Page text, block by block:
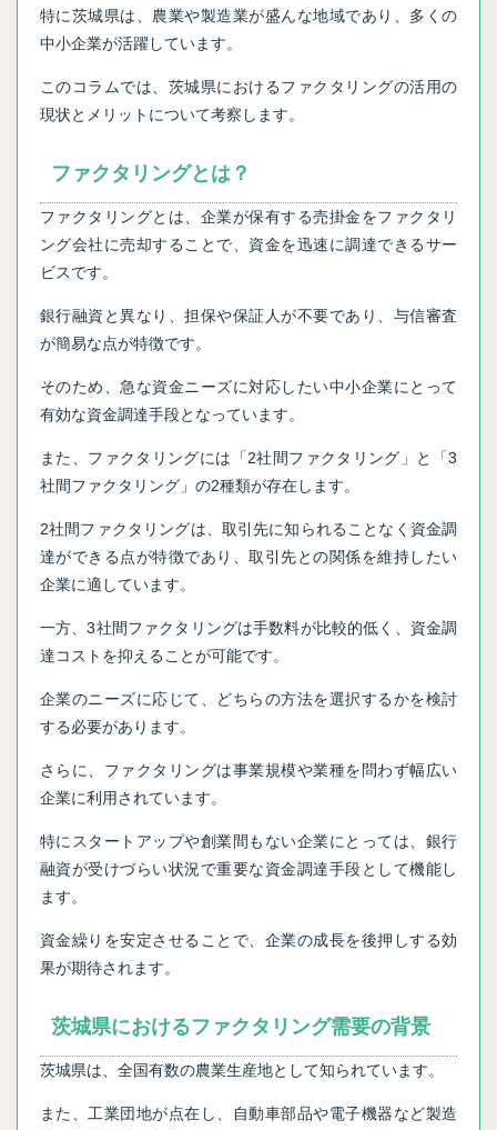
特に茨城県は、農業や製造業が盛んな地域であり、多くの
中小企業が活躍しています。
このコラムでは、茨城県におけるファクタリングの活用の
現状とメリットについて考察します。
ファクタリングとは？
ファクタリングとは、企業が保有する売掛金をファクタリ
ング会社に売却することで、資金を迅速に調達できるサー
ビスです。
銀行融資と異なり、担保や保証人が不要であり、与信審査
が簡易な点が特徴です。
そのため、急な資金ニーズに対応したい中小企業にとって
有効な資金調達手段となっています。
また、ファクタリングには「2社間ファクタリング」と「3
社間ファクタリング」の2種類が存在します。
2社間ファクタリングは、取引先に知られることなく資金調
達ができる点が特徴であり、取引先との関係を維持したい
企業に適しています。
一方、3社間ファクタリングは手数料が比較的低く、資金調
達コストを抑えることが可能です。
企業のニーズに応じて、どちらの方法を選択するかを検討
する必要があります。
さらに、ファクタリングは事業規模や業種を問わず幅広い
企業に利用されています。
特にスタートアップや創業間もない企業にとっては、銀行
融資が受けづらい状況で重要な資金調達手段として機能し
ます。
資金繰りを安定させることで、企業の成長を後押しする効
果が期待されます。
茨城県におけるファクタリング需要の背景
茨城県は、全国有数の農業生産地として知られています。
また、工業団地が点在し、自動車部品や電子機器など製造